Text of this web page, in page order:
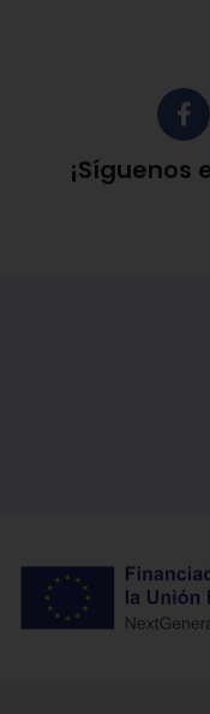
Presentación:
Ingredientes;
Stearate; Persea
¡Síguenos